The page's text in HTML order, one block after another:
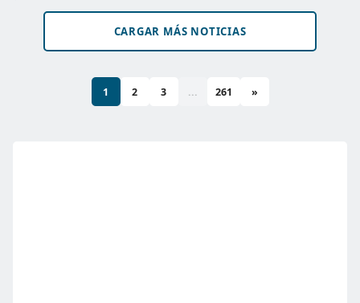
CARGAR MÁS NOTICIAS
1 2 3 ... 261 »